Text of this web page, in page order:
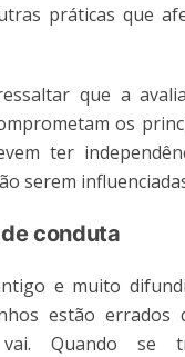
práticas que
que a
os
ter
serem
conduta
e muito
estão errados
Quando se